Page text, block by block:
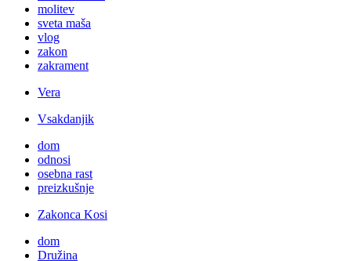
molitev
sveta maša
vlog
zakon
zakrament
Vera
Vsakdanjik
dom
odnosi
osebna rast
preizkušnje
Zakonca Kosi
dom
Družina